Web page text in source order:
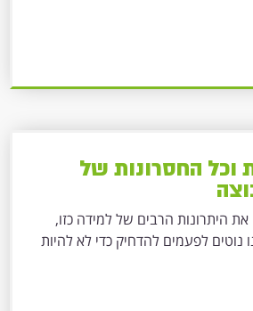
וכל החסרונות של
את היתרונות הרבים של למידה כזו,
נוטים לפעמים להדחיק כדי לא להיות